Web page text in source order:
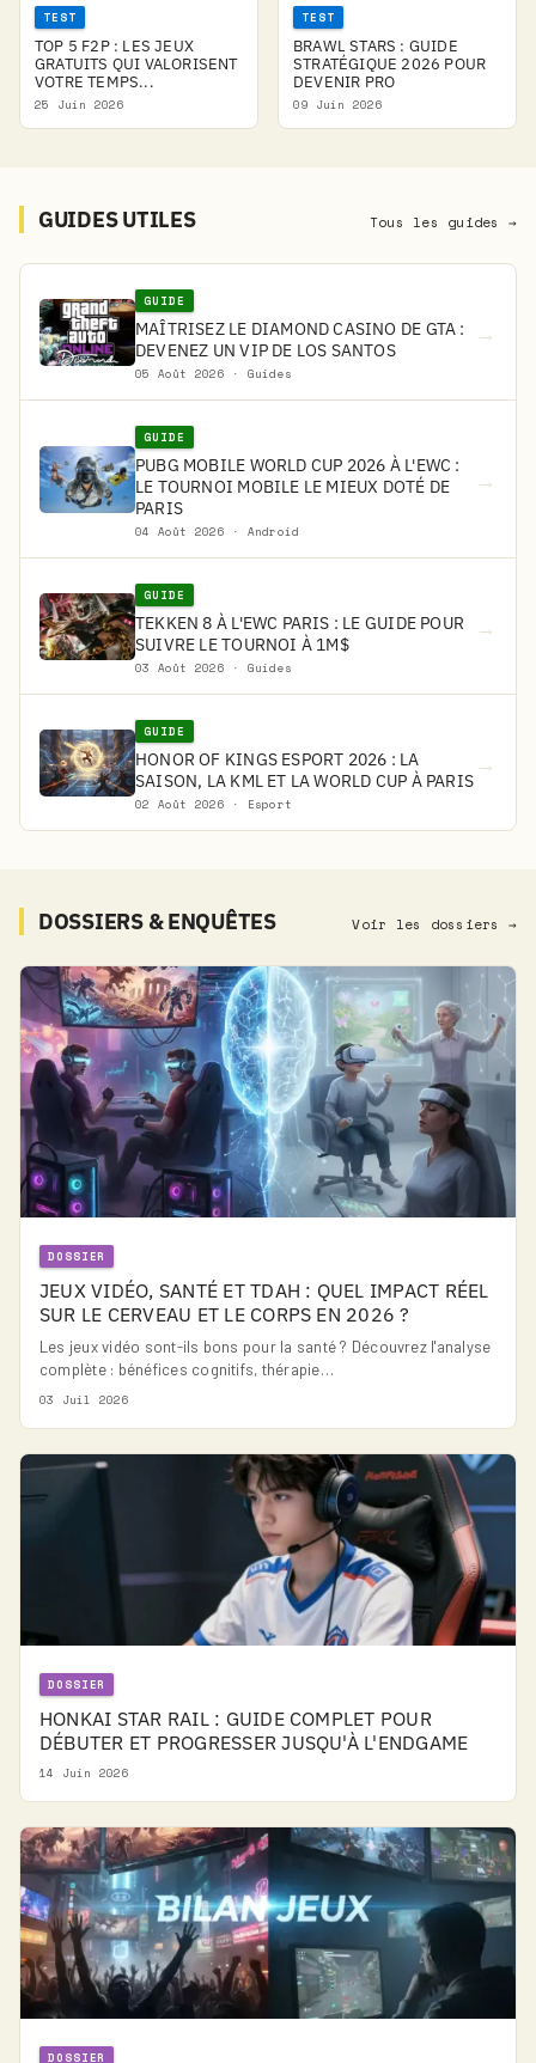
TEST
TOP 5 F2P : LES JEUX
GRATUITS QUI VALORISENT
VOTRE TEMPS...
25 Juin 2026
TEST
BRAWL STARS : GUIDE
STRATÉGIQUE 2026 POUR
DEVENIR PRO
09 Juin 2026
GUIDES UTILES Tous les guides →
GUIDE
MAÎTRISEZ LE DIAMOND CASINO DE GTA :
DEVENEZ UN VIP DE LOS SANTOS
05 Août 2026 · Guides
→
GUIDE
PUBG MOBILE WORLD CUP 2026 À L'EWC :
LE TOURNOI MOBILE LE MIEUX DOTÉ DE
PARIS
04 Août 2026 · Android
→
GUIDE
TEKKEN 8 À L'EWC PARIS : LE GUIDE POUR
SUIVRE LE TOURNOI À 1M$
03 Août 2026 · Guides
→
GUIDE
HONOR OF KINGS ESPORT 2026 : LA
SAISON, LA KML ET LA WORLD CUP À PARIS
02 Août 2026 · Esport
→
DOSSIERS & ENQUÊTES Voir les dossiers →
DOSSIER
JEUX VIDÉO, SANTÉ ET TDAH : QUEL IMPACT RÉEL
SUR LE CERVEAU ET LE CORPS EN 2026 ?
Les jeux vidéo sont-ils bons pour la santé ? Découvrez l'analyse
complète : bénéfices cognitifs, thérapie…
03 Juil 2026
DOSSIER
HONKAI STAR RAIL : GUIDE COMPLET POUR
DÉBUTER ET PROGRESSER JUSQU'À L'ENDGAME
14 Juin 2026
DOSSIER